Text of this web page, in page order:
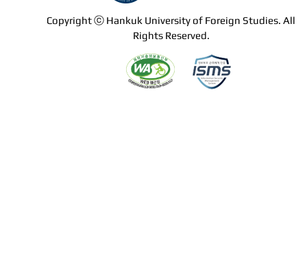
Copyright ⓒ Hankuk University of Foreign Studies. All
Rights Reserved.